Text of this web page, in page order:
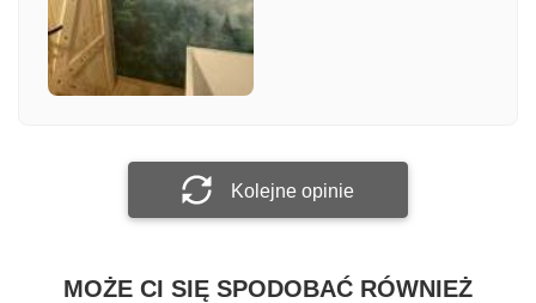
Załącz zdjęcie
Kolejne opinie
MOŻE CI SIĘ SPODOBAĆ RÓWNIEŻ